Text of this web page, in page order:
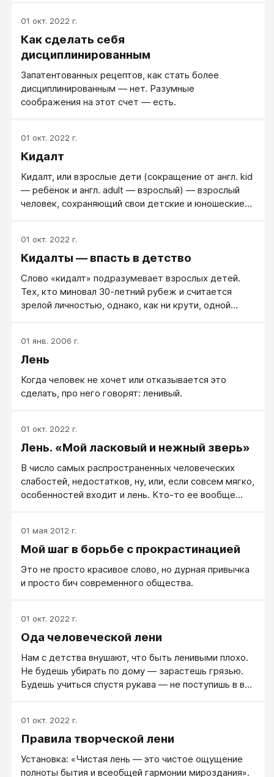
01 окт. 2022 г.
Как сделать себя
дисциплинированным
Запатентованных рецептов, как стать более
дисциплинированным — нет. Разумные
соображения на этот счет — есть.
01 окт. 2022 г.
Кидалт
Кидалт, или взрослые дети (сокращение от англ. kid
— ребёнок и англ. adult — взрослый) — взрослый
человек, сохраняющий свои детские и юношеские
puer aeternus. Впервые слово зафиксировано в 1985
году в газете The New York Times для описания
мультфильмами, фэнтези, компьютерными играми и
бесполезными, но красивыми и часто дорогими
гаджетами.
01 окт. 2022 г.
Кидалты — впасть в детство
Слово «кидалт» подразумевает взрослых детей.
Тех, кто миновал 30-летний рубеж и считается
зрелой личностью, однако, как ни крути, одной
01 янв. 2006 г.
Лень
Когда человек не хочет или отказывается это
сделать, про него говорят: ленивый.
01 окт. 2022 г.
Лень. «Мой ласковый и нежный зверь»
В число самых распространенных человеческих
слабостей, недостатков, ну, или, если совсем мягко,
особенностей входит и лень. Кто-то ее вообще
относится, считая, что между ними нет ничего
общего - лень его не касается.
01 мая 2012 г.
Мой шаг в борьбе с прокрастинацией
Это не просто красивое слово, но дурная привычка
и просто бич современного общества.
01 окт. 2022 г.
Ода человеческой лени
Нам с детства внушают, что быть ленивыми плохо.
Не будешь убирать по дому — зарастешь грязью.
Будешь учиться спустя рукава — не поступишь в вуз
вредно лениться?
01 окт. 2022 г.
Правила творческой лени
Установка: «Чистая лень — это чистое ощущение
полноты бытия и всеобщей гармонии мироздания».